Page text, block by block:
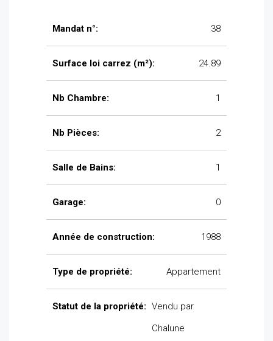
Mandat n°: 38
Surface loi carrez (m²): 24.89
Nb Chambre: 1
Nb Pièces: 2
Salle de Bains: 1
Garage: 0
Année de construction: 1988
Type de propriété: Appartement
Statut de la propriété: Vendu par
Chalune